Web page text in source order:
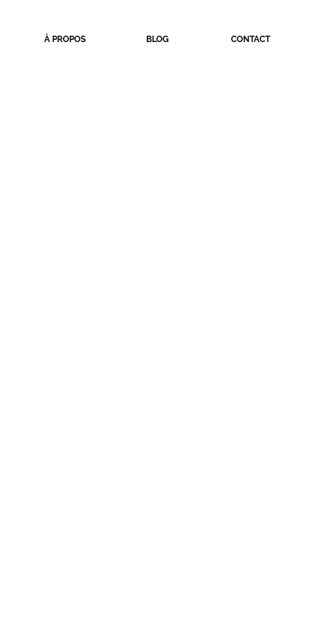
À PROPOS BLOG CONTACT